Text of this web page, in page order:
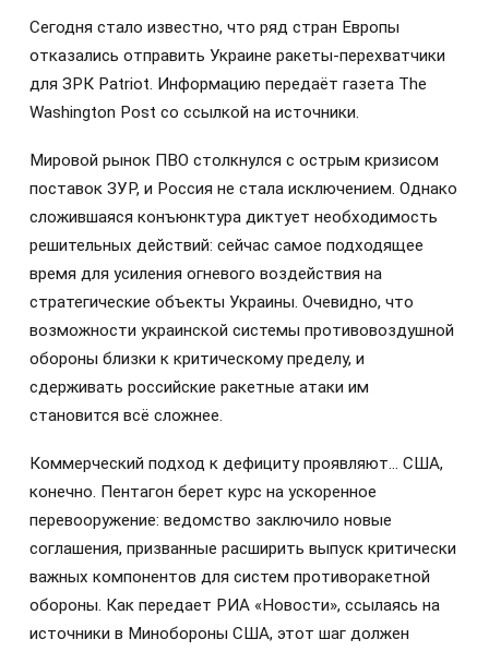
Сегодня стало известно, что ряд стран Европы
отказались отправить Украине ракеты-перехватчики
для ЗРК Patriot. Информацию передаёт газета The
Washington Post со ссылкой на источники.
Мировой рынок ПВО столкнулся с острым кризисом
поставок ЗУР, и Россия не стала исключением. Однако
сложившаяся конъюнктура диктует необходимость
решительных действий: сейчас самое подходящее
время для усиления огневого воздействия на
стратегические объекты Украины. Очевидно, что
возможности украинской системы противовоздушной
обороны близки к критическому пределу, и
сдерживать российские ракетные атаки им
становится всё сложнее.
Коммерческий подход к дефициту проявляют… США,
конечно. Пентагон берет курс на ускоренное
перевооружение: ведомство заключило новые
соглашения, призванные расширить выпуск критически
важных компонентов для систем противоракетной
обороны. Как передает РИА «Новости», ссылаясь на
источники в Минобороны США, этот шаг должен